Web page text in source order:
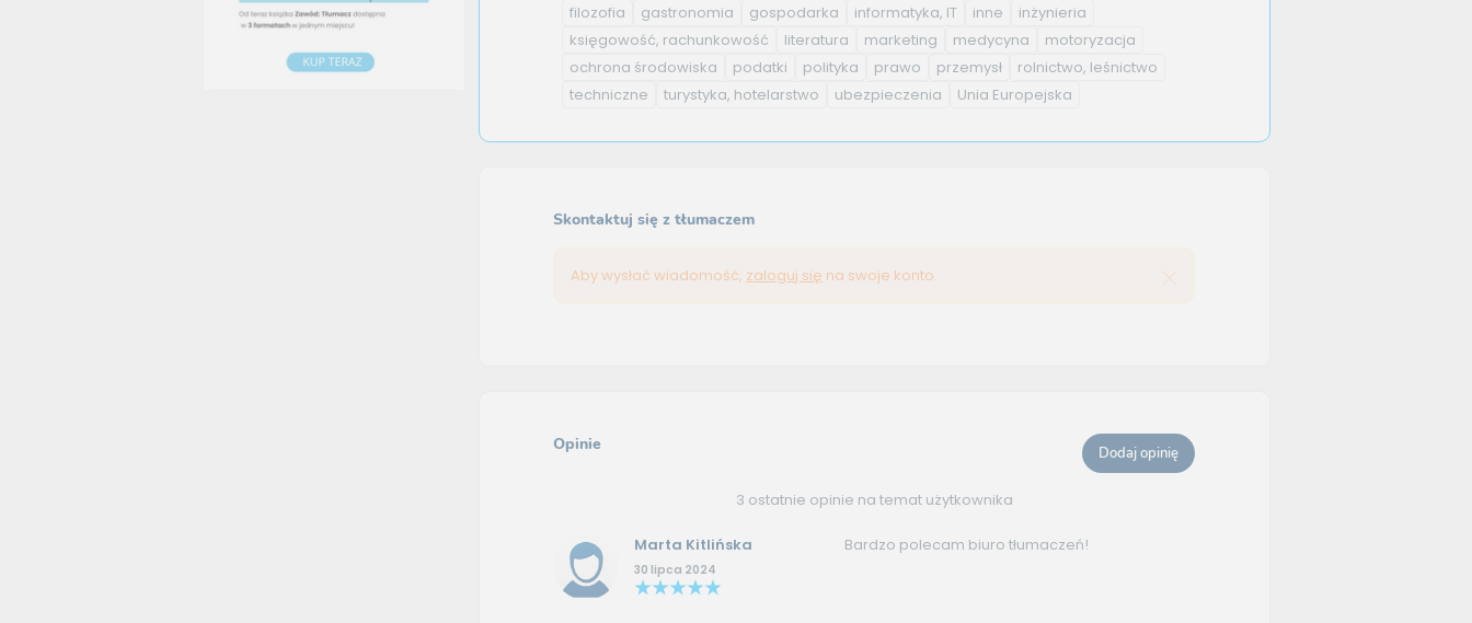
filozofia
gastronomia gospodarka informatyka, IT inne
inżynieria
księgowość, rachunkowość
literatura marketing medycyna
motoryzacja
ochrona środowiska
podatki polityka prawo przemysł
rolnictwo, leśnictwo
techniczne
turystyka, hotelarstwo ubezpieczenia Unia Europejska
Skontaktuj się z tłumaczem
Aby wysłać wiadomość, zaloguj się na swoje konto.
Opinie Dodaj opinię
3 ostatnie opinie na temat użytkownika
Marta Kitlińska
30 lipca 2024
Bardzo polecam biuro tłumaczeń!